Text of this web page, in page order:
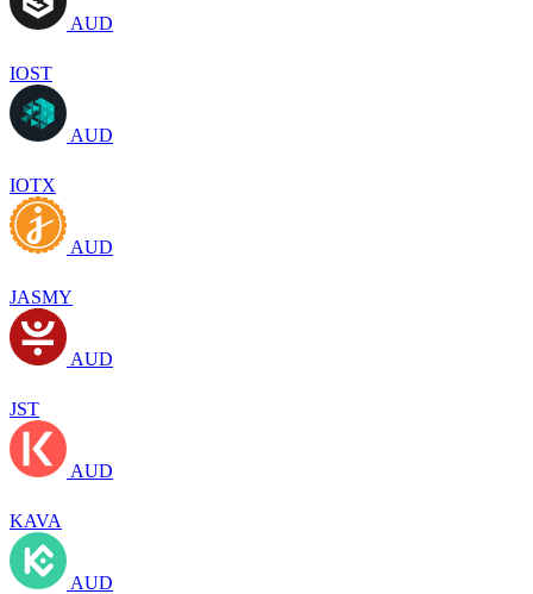
AUD
IOST
AUD
IOTX
AUD
JASMY
AUD
JST
AUD
KAVA
AUD